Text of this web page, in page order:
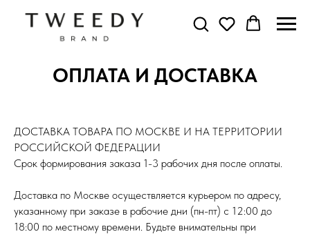
ОПЛАТА И ДОСТАВКА
ДОСТАВКА ТОВАРА ПО МОСКВЕ И НА ТЕРРИТОРИИ
РОССИЙСКОЙ ФЕДЕРАЦИИ
Срок формирования заказа 1-3 рабочих дня после оплаты.
Доставка по Москве осуществляется курьером по адресу,
указанному при заказе в рабочие дни (пн-пт) с 12:00 до
18:00 по местному времени. Будьте внимательны при